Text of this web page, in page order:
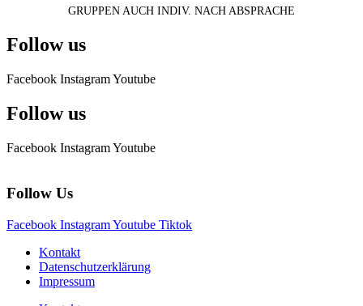
GRUPPEN AUCH INDIV. NACH ABSPRACHE
Follow us
Facebook InstagramYoutube
Follow us
Facebook InstagramYoutube
Follow Us
Facebook InstagramYoutube Tiktok
Kontakt
Datenschutzerklärung
Impressum